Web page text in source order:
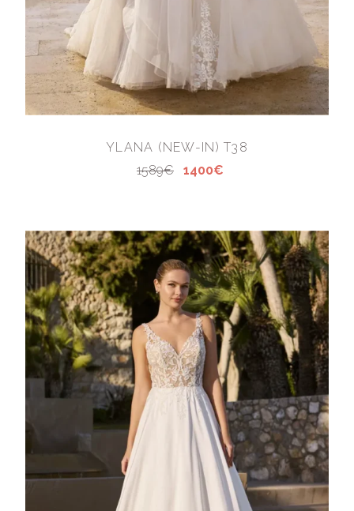
YLANA (NEW-IN) T38
1589€
1400€